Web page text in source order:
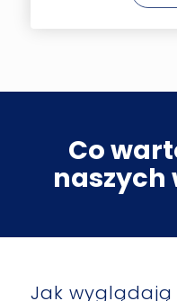
Co
naszych
Jak wyglądają